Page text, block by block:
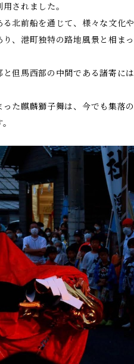
されました。
北前船を通じて、様々な文化
、港町独特の路地風景と相ま
と但馬西部の中間である諸寄に
た麒麟獅子舞は、今でも集落